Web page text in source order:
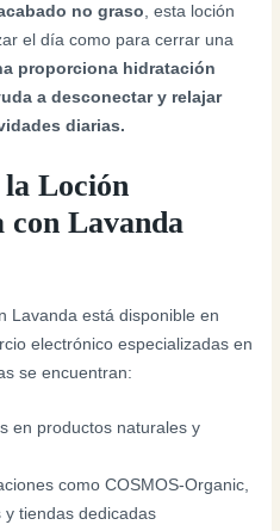
no graso , esta loción
el día como para cerrar una
proporciona hidratación
a desconectar y relajar
diarias.
Loción
Lavanda
Lavanda está disponible en
electrónico especializadas en
se encuentran:
en productos naturales y
como COSMOS-Organic,
tiendas dedicadas